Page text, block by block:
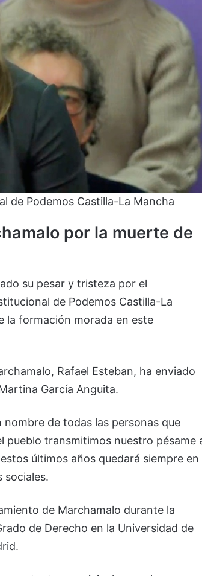
de Podemos Castilla-La Mancha
por la muerte de
su pesar y tristeza por el
de Podemos Castilla-La
la formación morada en este
Rafael Esteban, ha enviado
García Anguita.
de todas las personas que
pueblo transmitimos nuestro pésame
últimos años quedará siempre en
sociales.
de Marchamalo durante la
de Derecho en la Universidad de